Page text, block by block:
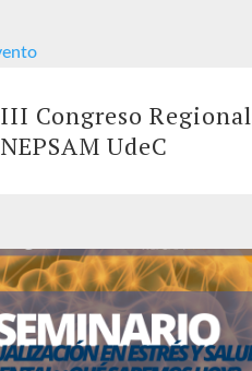
III Congreso Regional
NEPSAM UdeC